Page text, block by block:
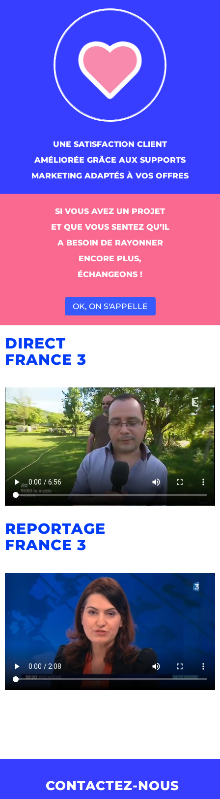
UNE SATISFACTION CLIENT
AMÉLIORÉE GRÂCE AUX SUPPORTS
MARKETING ADAPTÉS À VOS OFFRES
SI VOUS AVEZ UN PROJET
ET QUE VOUS SENTEZ QU’IL
A BESOIN DE RAYONNER
ENCORE PLUS,
ÉCHANGEONS !
OK, ON S'APPELLE
DIRECT
FRANCE 3
REPORTAGE
FRANCE 3
CONTACTEZ-NOUS